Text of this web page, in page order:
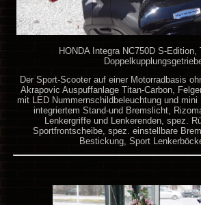
HONDA Integra NC750D S-Edition,
Der Sport-Scooter auf einer Motorradbasis
Akrapovic Auspuffanlage Titan-Carbon,
mit LED Nummernschildbeleuchtung und
integriertem Stand-und Bremslicht,
Lenkergriffe und Lenkerenden, spez.
Sportfrontscheibe, spez. einstellbare
Bestickung, Sport